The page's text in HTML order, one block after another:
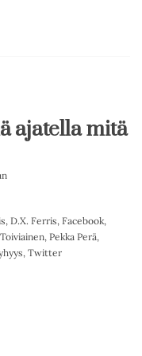
ajatella mitä
, D.X. Ferris, Facebook,
, Pekka Perä,
, Twitter